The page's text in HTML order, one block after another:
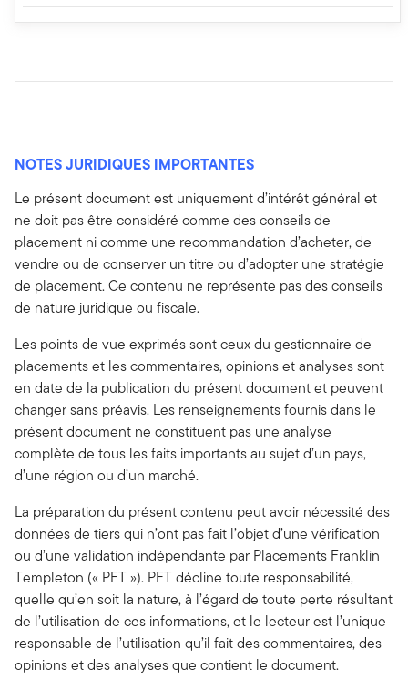
NOTES JURIDIQUES IMPORTANTES
Le présent document est uniquement d’intérêt général et
ne doit pas être considéré comme des conseils de
placement ni comme une recommandation d’acheter, de
vendre ou de conserver un titre ou d’adopter une stratégie
de placement. Ce contenu ne représente pas des conseils
de nature juridique ou fiscale.
Les points de vue exprimés sont ceux du gestionnaire de
placements et les commentaires, opinions et analyses sont
en date de la publication du présent document et peuvent
changer sans préavis. Les renseignements fournis dans le
présent document ne constituent pas une analyse
complète de tous les faits importants au sujet d’un pays,
d’une région ou d’un marché.
La préparation du présent contenu peut avoir nécessité des
données de tiers qui n’ont pas fait l’objet d’une vérification
ou d’une validation indépendante par Placements Franklin
Templeton (« PFT »). PFT décline toute responsabilité,
quelle qu’en soit la nature, à l’égard de toute perte résultant
de l’utilisation de ces informations, et le lecteur est l’unique
responsable de l’utilisation qu’il fait des commentaires, des
opinions et des analyses que contient le document.